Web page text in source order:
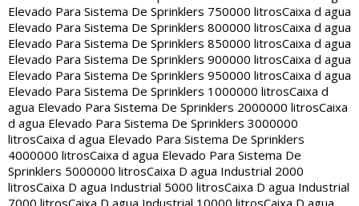
Elevado Para Sistema De Sprinklers 750000 litrosCaixa d agua
Elevado Para Sistema De Sprinklers 800000 litrosCaixa d agua
Elevado Para Sistema De Sprinklers 850000 litrosCaixa d agua
Elevado Para Sistema De Sprinklers 900000 litrosCaixa d agua
Elevado Para Sistema De Sprinklers 950000 litrosCaixa d agua
Elevado Para Sistema De Sprinklers 1000000 litrosCaixa d
agua Elevado Para Sistema De Sprinklers 2000000 litrosCaixa
d agua Elevado Para Sistema De Sprinklers 3000000
litrosCaixa d agua Elevado Para Sistema De Sprinklers
4000000 litrosCaixa d agua Elevado Para Sistema De
Sprinklers 5000000 litrosCaixa D agua Industrial 2000
litrosCaixa D agua Industrial 5000 litrosCaixa D agua Industrial